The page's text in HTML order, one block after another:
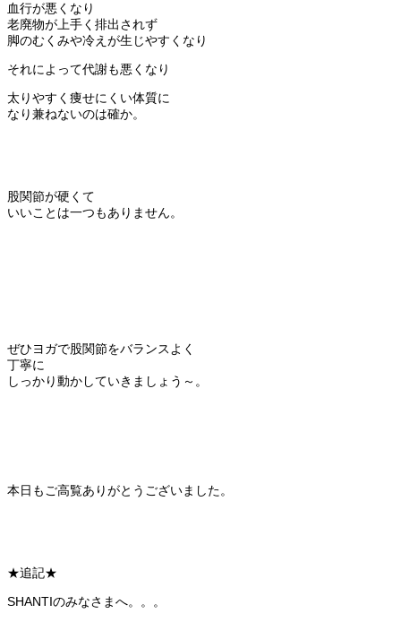
血行が悪くなり
老廃物が上手く排出されず
脚のむくみや冷えが生じやすくなり
それによって代謝も悪くなり
太りやすく痩せにくい体質に
なり兼ねないのは確か。
股関節が硬くて
いいことは一つもありません。
ぜひヨガで股関節をバランスよく
丁寧に
しっかり動かしていきましょう～。
本日もご高覧ありがとうございました。
★追記★
SHANTIのみなさまへ。。。